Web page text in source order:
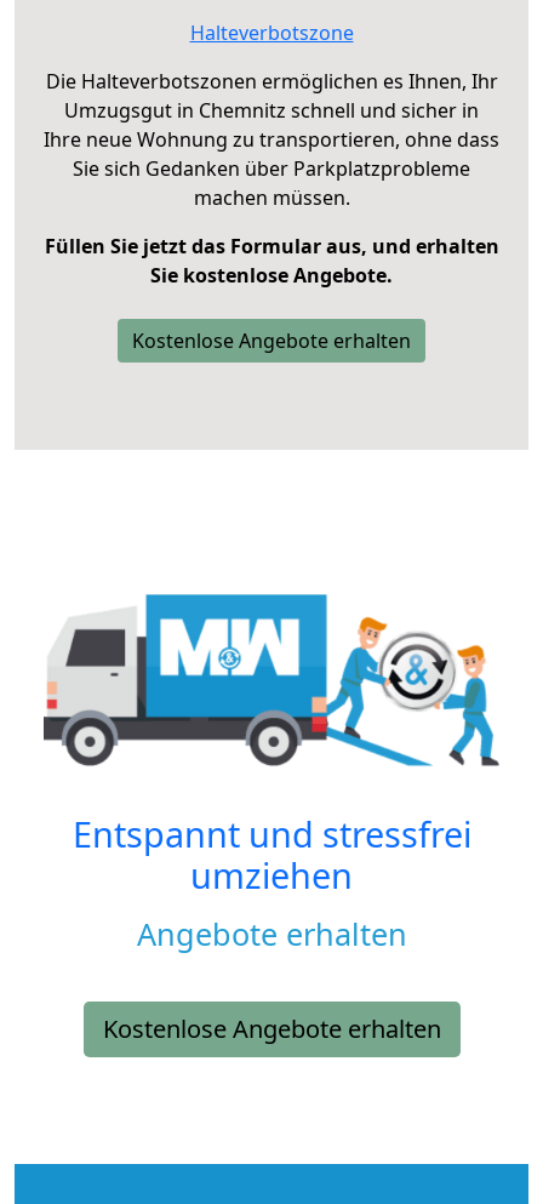
Halteverbotszone
Die Halteverbotszonen ermöglichen es Ihnen, Ihr
Umzugsgut in Chemnitz schnell und sicher in
Ihre neue Wohnung zu transportieren, ohne dass
Sie sich Gedanken über Parkplatzprobleme
machen müssen.
Füllen Sie jetzt das Formular aus, und erhalten
Sie kostenlose Angebote.
Kostenlose Angebote erhalten
Entspannt und stressfrei
umziehen
Angebote erhalten
Kostenlose Angebote erhalten